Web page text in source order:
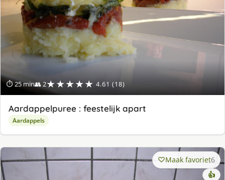
⏱ 25 min👥 2★★★★★ 4.61 (18)
Aardappelpuree : feestelijk apart
Aardappels
Maak favoriet6
👍